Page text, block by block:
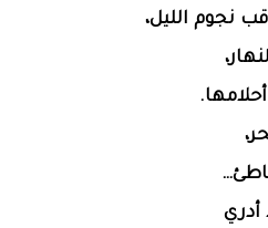
نجوم الليل،
أدري